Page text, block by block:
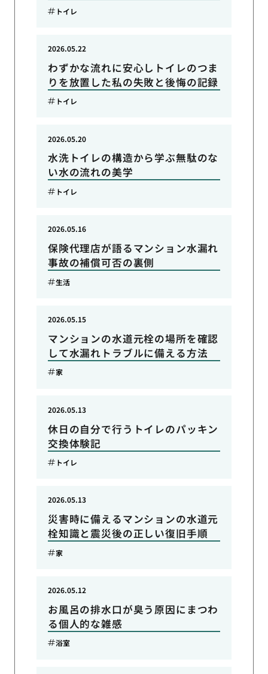
トイレ
わずかな流れに安心しトイレのつま
りを放置した私の失敗と後悔の記録
2026.05.22
トイレ
水洗トイレの構造から学ぶ無駄のな
い水の流れの美学
2026.05.20
トイレ
保険代理店が語るマンション水漏れ
事故の補償可否の裏側
2026.05.16
生活
マンションの水道元栓の場所を確認
して水漏れトラブルに備える方法
2026.05.15
家
休日の自分で行うトイレのパッキン
交換体験記
2026.05.13
トイレ
災害時に備えるマンションの水道元
栓知識と震災後の正しい復旧手順
2026.05.13
家
お風呂の排水口が臭う原因にまつわ
る個人的な雑感
2026.05.12
浴室